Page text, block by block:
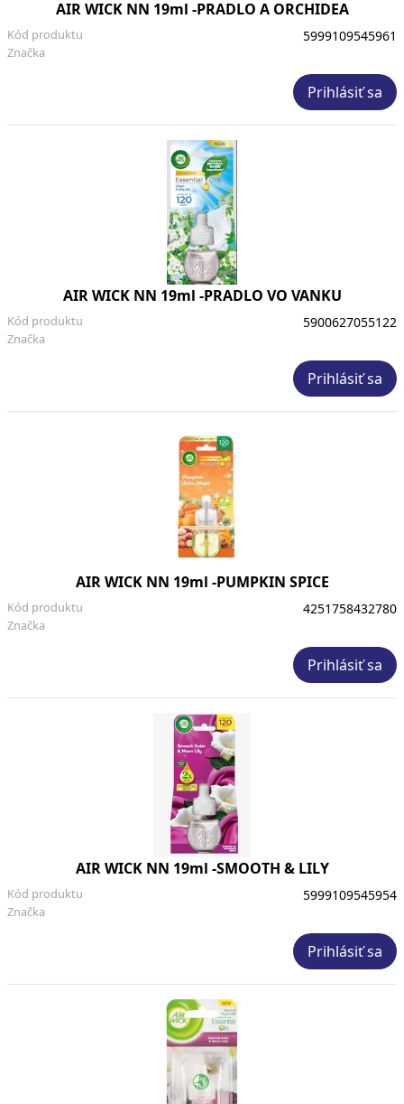
AIR WICK NN 19ml -PRADLO A ORCHIDEA
Značka
Kód produktu 5999109545961
Prihlásiť sa
AIR WICK NN 19ml -PRADLO VO VANKU
Značka
Kód produktu 5900627055122
Prihlásiť sa
AIR WICK NN 19ml -PUMPKIN SPICE
Značka
Kód produktu 4251758432780
Prihlásiť sa
AIR WICK NN 19ml -SMOOTH & LILY
Značka
Kód produktu 5999109545954
Prihlásiť sa